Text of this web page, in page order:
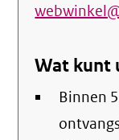
Wat kunt
Binnen